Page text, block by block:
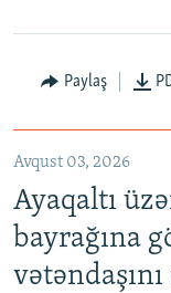
Paylaş
Avqust 03, 2026
Ayaqaltı
bayrağına